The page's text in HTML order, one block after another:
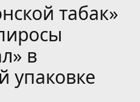
табак»
в
упаковке